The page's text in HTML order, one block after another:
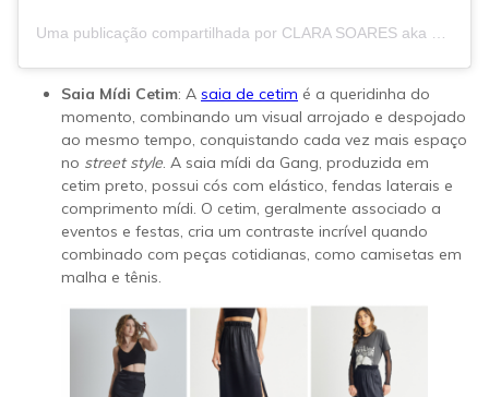
Uma publicação compartilhada por CLARA SOARES aka COCOA MAMI (@iclarasoares)
Saia Mídi Cetim: A saia de cetim é a queridinha do
momento, combinando um visual arrojado e despojado
ao mesmo tempo, conquistando cada vez mais espaço
no street style. A saia mídi da Gang, produzida em
cetim preto, possui cós com elástico, fendas laterais e
comprimento mídi. O cetim, geralmente associado a
eventos e festas, cria um contraste incrível quando
combinado com peças cotidianas, como camisetas em
malha e tênis.